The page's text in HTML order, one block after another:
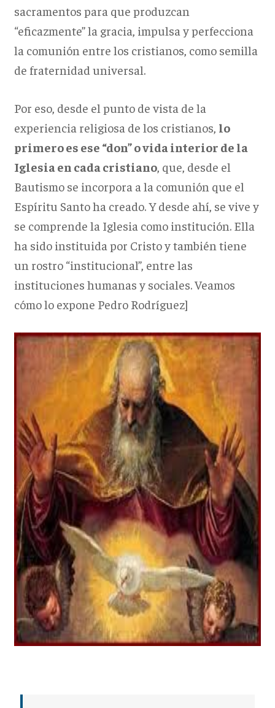
sacramentos para que produzcan
“eficazmente” la gracia, impulsa y perfecciona
la comunión entre los cristianos, como semilla
de fraternidad universal.
Por eso, desde el punto de vista de la
experiencia religiosa de los cristianos, lo
primero es ese “don” o vida interior de la
Iglesia en cada cristiano, que, desde el
Bautismo se incorpora a la comunión que el
Espíritu Santo ha creado. Y desde ahí, se vive y
se comprende la Iglesia como institución. Ella
ha sido instituida por Cristo y también tiene
un rostro “institucional”, entre las
instituciones humanas y sociales. Veamos
cómo lo expone Pedro Rodríguez]